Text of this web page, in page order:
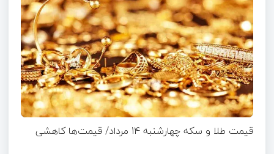
قیمت طلا و سکه چهارشنبه 14 مرداد/ قیمت‌ها کاهشی